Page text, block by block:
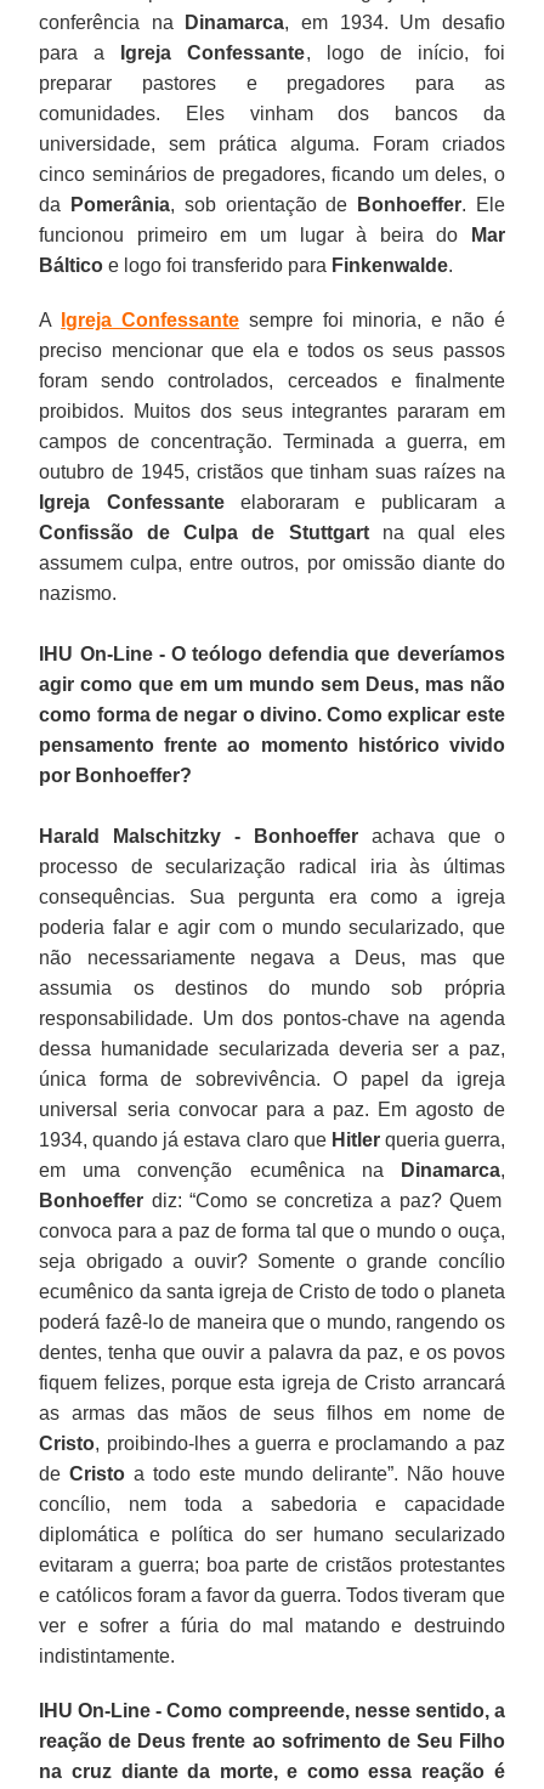
conferência na
Dinamarca, em 1934. Um desafio
para a
Igreja Confessante, logo de início, foi
preparar pastores e pregadores para as
comunidades. Eles vinham dos bancos da
universidade, sem prática alguma. Foram criados
cinco seminários de pregadores, ficando um deles, o
da
Pomerânia, sob orientação de Bonhoeffer. Ele
funcionou primeiro em um lugar à beira do
Mar
Báltico e logo foi transferido para Finkenwalde.
A Igreja Confessantesempre foi minoria, e não é
preciso mencionar que ela e todos os seus passos
foram sendo controlados, cerceados e finalmente
proibidos. Muitos dos seus integrantes pararam em
campos de concentração. Terminada a guerra, em
outubro de 1945, cristãos que tinham suas raízes na
Igreja Confessanteelaboraram e publicaram a
Confissão de Culpa de Stuttgartna qual eles
assumem culpa, entre outros, por omissão diante do
nazismo.
IHU On-Line - O teólogo defendia que deveríamos
agir como que em um mundo sem Deus, mas não
como forma de negar o divino. Como explicar este
pensamento frente ao momento histórico vivido
por Bonhoeffer?
Harald Malschitzky - Bonhoeffer achava que o
processo de secularização radical iria às últimas
consequências. Sua pergunta era como a igreja
poderia falar e agir com o mundo secularizado, que
não necessariamente negava a Deus, mas que
assumia os destinos do mundo sob própria
responsabilidade. Um dos pontos-chave na agenda
dessa humanidade secularizada deveria ser a paz,
única forma de sobrevivência. O papel da igreja
universal seria convocar para a paz. Em agosto de
1934, quando já estava claro que Hitlerqueria guerra,
em uma convenção ecumênica na
Dinamarca,
Bonhoeffer diz: “Como se concretiza a paz? Quem
convoca para a paz de forma tal que o mundo o ouça,
seja obrigado a ouvir? Somente o grande concílio
ecumênico da santa igreja de Cristo de todo o planeta
poderá fazê-lo de maneira que o mundo, rangendo os
dentes, tenha que ouvir a palavra da paz, e os povos
fiquem felizes, porque esta igreja de Cristo arrancará
as armas das mãos de seus filhos em nome de
Cristo, proibindo-lhes a guerra e proclamando a paz
deCristo a todo este mundo delirante”. Não houve
concílio, nem toda a sabedoria e capacidade
diplomática e política do ser humano secularizado
evitaram a guerra; boa parte de cristãos protestantes
e católicos foram a favor da guerra. Todos tiveram que
ver e sofrer a fúria do mal matando e destruindo
indistintamente.
IHU On-Line - Como compreende, nesse sentido, a
reação de Deus frente ao sofrimento de Seu Filho
na cruz diante da morte, e como essa reação é